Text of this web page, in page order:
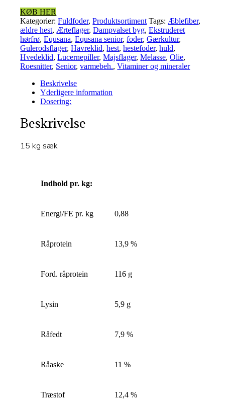
KØB HER
Kategorier:Fuldfoder,Produktsortiment Tags: Æblefiber,
ældre hest, Ærteflager,Dampvalset byg,Ekstruderet
hørfrø,Equsana,Equsana senior,foder,Gærkultur,
Gulerodsflager,Havreklid,hest,hestefoder,huld,
Hvedeklid,Lucernepiller,Majsflager,Melasse,Olie,
Roesnitter, Senior,varmebeh.,Vitaminer og mineraler
Beskrivelse
Yderligere information
Dosering:
Beskrivelse
15 kg sæk
Indhold pr. kg:
Energi/FE pr. kg 0,88
Råprotein 13,9 %
Ford. råprotein 116 g
Lysin 5,9 g
Råfedt 7,9 %
Råaske 11 %
Træstof 12,4 %